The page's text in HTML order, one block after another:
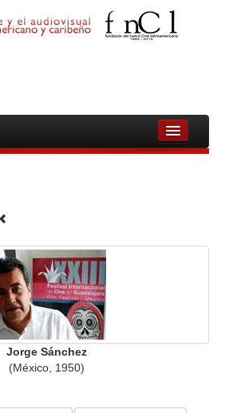
Y COMUNITARIO
Jorge Sánchez
(México, 1950)